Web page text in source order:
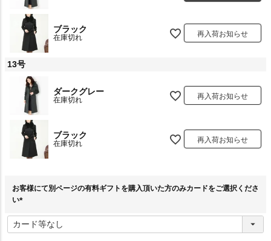
ブラック
在庫切れ 再入荷お知らせ
13号
ダークグレー
在庫切れ 再入荷お知らせ
ブラック
在庫切れ 再入荷お知らせ
お客様にて別ページの有料ギフトを購入頂いた方のみカードをご選択くださ
い
必
須